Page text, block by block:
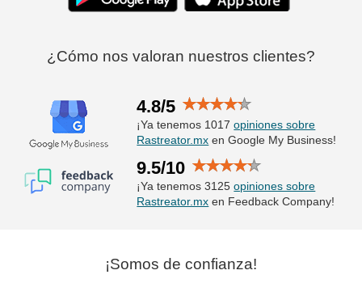
¿Cómo nos valoran nuestros clientes?
4.8/5
¡Ya tenemos 1017opiniones sobre
Rastreator.mx en Google My Business!
9.5/10
¡Ya tenemos 3125opiniones sobre
Rastreator.mx en Feedback Company!
¡Somos de confianza!